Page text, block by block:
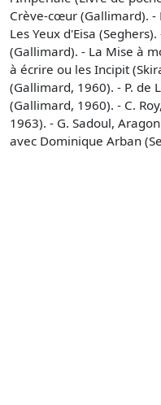
Crève-cœur (Gallimard). -
Les Yeux d'Eisa
(Gallimard). - La Mise à
à écrire ou les Incipit
(Gallimard, 1960). - P. de
(Gallimard, 1960). - C.
1963). - G. Sadoul,
avec Dominique Arban